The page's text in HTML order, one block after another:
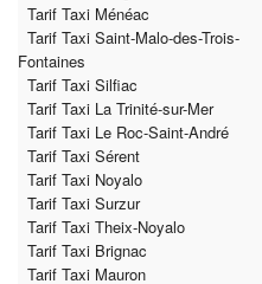
Tarif Taxi Ménéac
Tarif Taxi Saint-Malo-des-Trois-
Fontaines
Tarif Taxi Silfiac
Tarif Taxi La Trinité-sur-Mer
Tarif Taxi Le Roc-Saint-André
Tarif Taxi Sérent
Tarif Taxi Noyalo
Tarif Taxi Surzur
Tarif Taxi Theix-Noyalo
Tarif Taxi Brignac
Tarif Taxi Mauron